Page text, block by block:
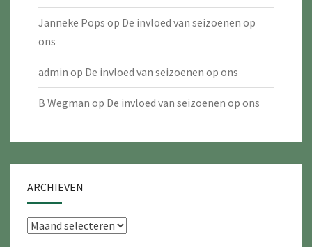
Janneke Pops op De invloed van seizoenen op
ons
admin op De invloed van seizoenen op ons
B Wegman op De invloed van seizoenen op ons
ARCHIEVEN
Archieven